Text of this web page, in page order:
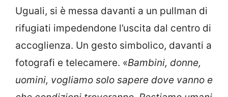
Uguali, si è messa davanti a un pullman di
rifugiati impedendone l’uscita dal centro di
accoglienza. Un gesto simbolico, davanti a
fotografi e telecamere. «Bambini, donne,
uomini, vogliamo solo sapere dove vanno e